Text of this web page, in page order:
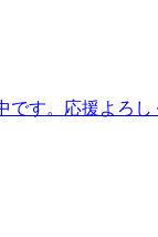
す。 応援よろ